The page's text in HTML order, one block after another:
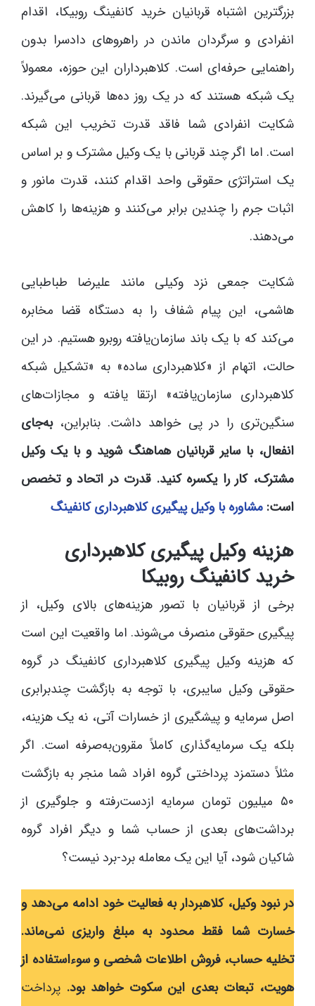
بزرگترین اشتباه قربانیان خرید کانفینگ روبیکا، اقدام
انفرادی و سرگردان ماندن در راهروهای دادسرا بدون
راهنمایی حرفه‌ای است. کلاهبرداران این حوزه، معمولاً
یک شبکه هستند که در یک روز ده‌ها قربانی می‌گیرند.
شکایت انفرادی شما فاقد قدرت تخریب این شبکه
است. اما اگر چند قربانی با یک وکیل مشترک و بر اساس
یک استراتژی حقوقی واحد اقدام کنند، قدرت مانور و
اثبات جرم را چندین برابر می‌کنند و هزینه‌ها را کاهش
می‌دهند.
شکایت جمعی نزد وکیلی مانند علیرضا طباطبایی
هاشمی، این پیام شفاف را به دستگاه قضا مخابره
می‌کند که با یک باند سازمان‌یافته روبرو هستیم. در این
حالت، اتهام از «کلاهبرداری ساده» به «تشکیل شبکه
کلاهبرداری سازمان‌یافته» ارتقا یافته و مجازات‌های
سنگین‌تری را در پی خواهد داشت. بنابراین،به‌جای
انفعال، با سایر قربانیان هماهنگ شوید و با یک وکیل
مشترک، کار را یکسره کنید. قدرت در اتحاد و تخصص
است: مشاوره با وکیل پیگیری کلاهبرداری کانفینگ
هزینه وکیل پیگیری کلاهبرداری
خرید کانفینگ روبیکا
برخی از قربانیان با تصور هزینه‌های بالای وکیل، از
پیگیری حقوقی منصرف می‌شوند. اما واقعیت این است
که هزینه وکیل پیگیری کلاهبرداری کانفینگ در گروه
حقوقی وکیل سایبری، با توجه به بازگشت چندبرابری
اصل سرمایه و پیشگیری از خسارات آتی، نه یک هزینه،
بلکه یک سرمایه‌گذاری کاملاً مقرون‌به‌صرفه است. اگر
مثلاً دستمزد پرداختی گروه افراد شما منجر به بازگشت
۵۰ میلیون تومان سرمایه ازدست‌رفته و جلوگیری از
برداشت‌های بعدی از حساب شما و دیگر افراد گروه
شاکیان شود، آیا این یک معامله برد-برد نیست؟
در نبود وکیل، کلاهبردار به فعالیت خود ادامه می‌دهد و
خسارت شما فقط محدود به مبلغ واریزی نمی‌ماند.
تخلیه حساب، فروش اطلاعات شخصی و سوءاستفاده از
هویت، تبعات بعدی این سکوت خواهد بود. پرداخت